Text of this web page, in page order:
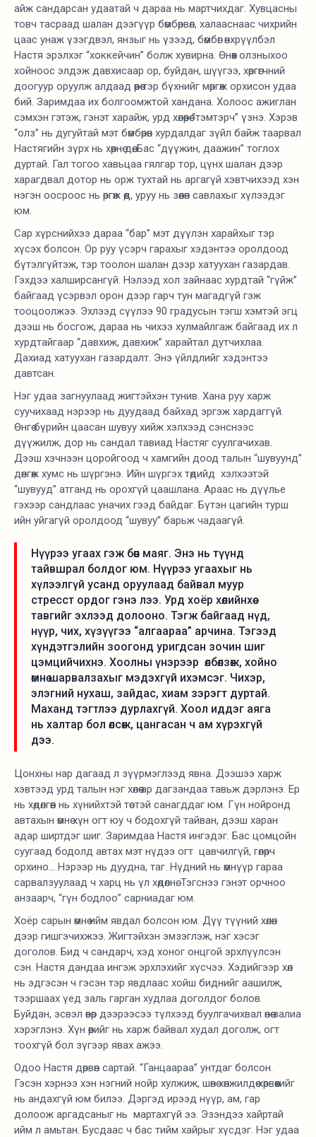
айж сандарсан удаатай ч дараа нь мартчихдаг. Хувцасны
товч тасраад шалан дээгүүр бөмбөрвөл, халааснаас чихрийн
цаас унаж үзэгдвэл, янзыг нь үзээд, бөмбөг өнхрүүлбэл
Настя эрэлхэг “хоккейчин” болж хувирна. Өнөөх олзныхоо
хойноос элдэж давхисаар ор, буйдан, шүүгээ, хөргөгчний
доогуур оруулж алдаад өөрөө тэр бүхнийг мөргөж орхисон удаа
бий. Заримдаа их болгоомжтой хандана. Холоос ажиглан
сэмхэн гэтэж, гэнэт харайж, урд хөлөөрөө “тэмтэрч” үзнэ. Хэрэв
“олз” нь дугуйтай мэт бөмбөрөн хурдалдаг зүйл байж таарвал
Настягийн зүрх нь хөөрнө дөө. Бас “дүүжин, даажин” тоглох
дуртай. Гал тогоо хавьцаа гялгар тор, цүнх шалан дээр
харагдвал дотор нь орж тухтай нь аргагүй хэвтчихээд хэн
нэгэн оосроос нь өргөж өөд, уруу нь зөөлөн савлахыг хүлээдэг
юм.
Сар хүрснийхээ дараа “бар” мэт дүүлэн харайхыг тэр
хүсэх болсон. Ор руу үсэрч гарахыг хэдэнтээ оролдоод
бүтэлгүйтэж, тэр тоолон шалан дээр хатуухан газардав.
Гэхдээ халширсангүй. Нэлээд хол зайнаас хурдтай “гүйж”
байгаад үсэрвэл орон дээр гарч тун магадгүй гэж
тооцоолжээ. Эхлээд сүүлээ 90 градусын тэгш хэмтэй эгц
дээш нь босгож, дараа нь чихээ хулмайлгаж байгаад их л
хурдтайгаар “давхиж, давхиж” харайтал дутчихлаа.
Дахиад хатуухан газардалт. Энэ үйлдлийг хэдэнтээ
давтсан.
Нэг удаа загнуулаад жигтэйхэн тунив. Хана руу харж
суучихаад нэрээр нь дуудаад байхад эргэж хардаггүй.
Өнгө бүрийн цаасан шувуу хийж хэлхээд сэнснээс
дүүжилж, дор нь сандал тавиад Настяг суулгачихав.
Дээш хэчнээн цоройгоод ч хамгийн доод талын “шувуунд”
дөнгөж хумс нь шүргэнэ. Ийн шүргэх төдийд хэлхээтэй
“шувууд” атганд нь орохгүй цаашлана. Араас нь дүүлье
гэхээр сандлаас уначих гээд байдаг. Бүтэн цагийн турш
ийн уйгагүй оролдоод “шувуу” барьж чадаагүй.
Нүүрээ угаах гэж бөөн маяг. Энэ нь түүнд
тайвшрал болдог юм. Нүүрээ угаахыг нь
хүлээлгүй усанд оруулаад байвал муур
стресст ордог гэнэ лээ. Урд хоёр хөлийнхөө
тавгийг эхлээд долооно. Тэгж байгаад нүд,
нүүр, чих, хүзүүгээ “алгаараа” арчина. Тэгээд
хүндэтгэлийн зоогонд уригдсан зочин шиг
цэмцийчихнэ. Хоолны үнэрээр өлбөлзөж, хойно
өмнө шарвалзахыг мэдэхгүй ихэмсэг. Чихэр,
элэгний нухаш, зайдас, хиам зэрэгт дуртай.
Маханд тэгтлээ дурлахгүй. Хоол иддэг аяга
нь халтар бол өлсөж, цангасан ч ам хүрэхгүй
дээ.
Цонхны нар дагаад л зүүрмэглээд явна. Дээшээ харж
хэвтээд урд талын нэг хөлөө ар дагзандаа тавьж дэрлэнэ. Ер
нь хөдөлгөөн нь хүнийхтэй төстэй санагддаг юм. Гүн нойронд
автахын өмнө хүн огт юу ч бодохгүй тайван, дээш харан
адар ширтдэг шиг. Заримдаа Настя ингэдэг. Бас цомцойн
суугаад бодолд автах мэт нүдээ огт цавчилгүй, гөлөрч
орхино... Нэрээр нь дуудна, таг. Нүдний нь өмнүүр гараа
сарвалзуулаад ч харц нь үл хөдөлнө. Тэгснээ гэнэт орчноо
анзаарч, “гүн бодлоо” сарниадаг юм.
Хоёр сарын өмнө ийм явдал болсон юм. Дүү түүний хөлөн
дээр гишгэчихжээ. Жигтэйхэн эмзэглэж, нэг хэсэг
доголов. Бид ч сандарч, хэд хоног онцгой эрхлүүлсэн
сэн. Настя дандаа ингэж эрхлэхийг хүсчээ. Хэдийгээр хөл
нь эдгэсэн ч гэсэн тэр явдлаас хойш биднийг аашилж,
тээршаах үед заль гарган худлаа доголдог болов.
Буйдан, эсвэл өвөр дээрээсээ түлхээд буулгачихвал өнөө залиа
хэрэглэнэ. Хүн өөрийг нь харж байвал худал доголж, огт
тоохгүй бол зүгээр явах ажээ.
Одоо Настя дөрвөн сартай. “Ганцаараа” унтдаг болсон.
Гэсэн хэрнээ хэн нэгний нойр хулжиж, шөнө хөнжилдөө хөрвөөхийг
нь андахгүй юм билээ. Дэргэд ирээд нүүр, ам, гар
долоож аргадсаныг нь мартахгүй ээ. Эзэндээ хайртай
ийм л амьтан. Бусдаас ч бас тийм хайрыг хүсдэг. Нэг удаа